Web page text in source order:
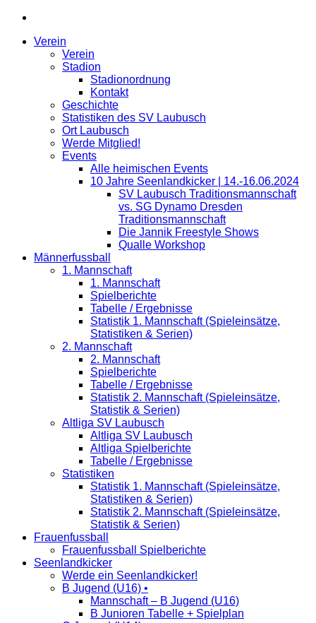
Verein
Verein
Stadion
Stadionordnung
Kontakt
Geschichte
Statistiken des SV Laubusch
Ort Laubusch
Werde Mitglied!
Events
Alle heimischen Events
10 Jahre Seenlandkicker | 14.-16.06.2024
SV Laubusch Traditionsmannschaft
vs. SG Dynamo Dresden
Traditionsmannschaft
Die Jannik Freestyle Shows
Qualle Workshop
Männerfussball
1. Mannschaft
1. Mannschaft
Spielberichte
Tabelle / Ergebnisse
Statistik 1. Mannschaft (Spieleinsätze,
Statistiken & Serien)
2. Mannschaft
2. Mannschaft
Spielberichte
Tabelle / Ergebnisse
Statistik 2. Mannschaft (Spieleinsätze,
Statistik & Serien)
Altliga SV Laubusch
Altliga SV Laubusch
Altliga Spielberichte
Tabelle / Ergebnisse
Statistiken
Statistik 1. Mannschaft (Spieleinsätze,
Statistiken & Serien)
Statistik 2. Mannschaft (Spieleinsätze,
Statistik & Serien)
Frauenfussball
Frauenfussball Spielberichte
Seenlandkicker
Werde ein Seenlandkicker!
B Jugend (U16) •
Mannschaft – B Jugend (U16)
B Junioren Tabelle + Spielplan